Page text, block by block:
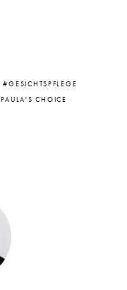
GESICHTSPFLEGE
PAULA'S CHOICE